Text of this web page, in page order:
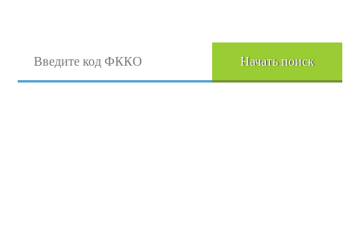
Начать поиск